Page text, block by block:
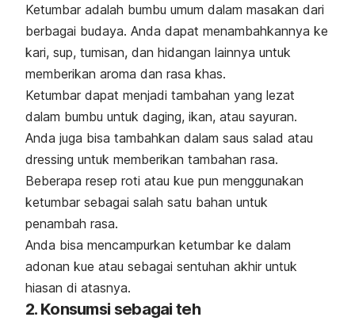
Ketumbar adalah bumbu umum dalam masakan dari
berbagai budaya. Anda dapat menambahkannya ke
kari, sup, tumisan, dan hidangan lainnya untuk
memberikan aroma dan rasa khas.
Ketumbar dapat menjadi tambahan yang lezat
dalam bumbu untuk daging, ikan, atau sayuran.
Anda juga bisa tambahkan dalam saus salad atau
dressing untuk memberikan tambahan rasa.
Beberapa resep roti atau kue pun menggunakan
ketumbar sebagai salah satu bahan untuk
penambah rasa.
Anda bisa mencampurkan ketumbar ke dalam
adonan kue atau sebagai sentuhan akhir untuk
hiasan di atasnya.
2. Konsumsi sebagai teh